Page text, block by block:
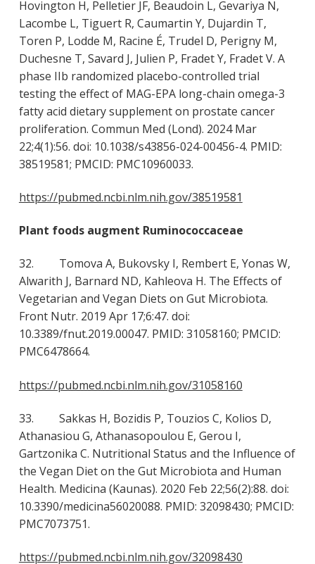
Hovington H, Pelletier JF, Beaudoin L, Gevariya N,
Lacombe L, Tiguert R, Caumartin Y, Dujardin T,
Toren P, Lodde M, Racine É, Trudel D, Perigny M,
Duchesne T, Savard J, Julien P, Fradet Y, Fradet V. A
phase IIb randomized placebo-controlled trial
testing the effect of MAG-EPA long-chain omega-3
fatty acid dietary supplement on prostate cancer
proliferation. Commun Med (Lond). 2024 Mar
22;4(1):56. doi: 10.1038/s43856-024-00456-4. PMID:
38519581; PMCID: PMC10960033.
https://pubmed.ncbi.nlm.nih.gov/38519581
Plant foods augment Ruminococcaceae
32. Tomova A, Bukovsky I, Rembert E, Yonas W,
Alwarith J, Barnard ND, Kahleova H. The Effects of
Vegetarian and Vegan Diets on Gut Microbiota.
Front Nutr. 2019 Apr 17;6:47. doi:
10.3389/fnut.2019.00047. PMID: 31058160; PMCID:
PMC6478664.
https://pubmed.ncbi.nlm.nih.gov/31058160
33. Sakkas H, Bozidis P, Touzios C, Kolios D,
Athanasiou G, Athanasopoulou E, Gerou I,
Gartzonika C. Nutritional Status and the Influence of
the Vegan Diet on the Gut Microbiota and Human
Health. Medicina (Kaunas). 2020 Feb 22;56(2):88. doi:
10.3390/medicina56020088. PMID: 32098430; PMCID:
PMC7073751.
https://pubmed.ncbi.nlm.nih.gov/32098430